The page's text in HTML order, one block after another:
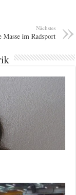
Nächstes
Masse im Radsport